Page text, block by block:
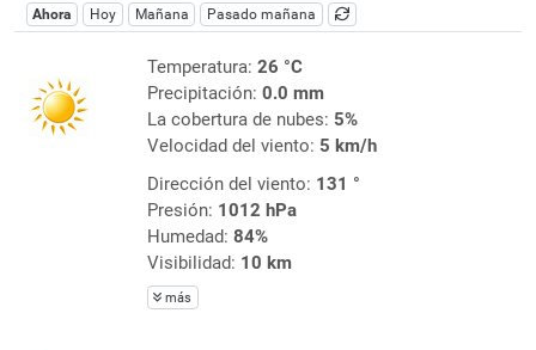
Ahora Hoy Mañana Pasado mañana
Temperatura: 26 °C
Precipitación: 0.0 mm
La cobertura de nubes: 5%
Velocidad del viento: 5 km/h
Dirección del viento: 131 °
Presión: 1012 hPa
Humedad: 84%
Visibilidad: 10 km
más